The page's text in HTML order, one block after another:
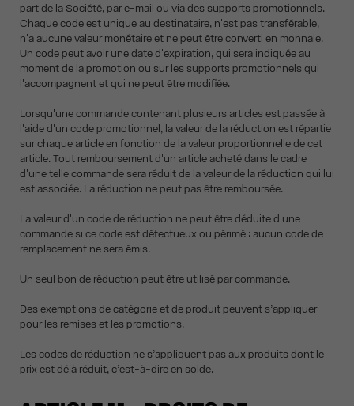
part de la Société, par e-mail ou via des supports promotionnels.
Chaque code est unique au destinataire, n'est pas transférable,
n'a aucune valeur monétaire et ne peut être converti en monnaie.
Un code peut avoir une date d'expiration, qui sera indiquée au
moment de la promotion ou sur les supports promotionnels qui
l'accompagnent et qui ne peut être modifiée.
Lorsqu'une commande contenant plusieurs articles est passée à
l'aide d'un code promotionnel, la valeur de la réduction est répartie
sur chaque article en fonction de la valeur proportionnelle de cet
article. Tout remboursement d'un article acheté dans le cadre
d'une telle commande sera réduit de la valeur de la réduction qui lui
est associée. La réduction ne peut pas être remboursée.
La valeur d'un code de réduction ne peut être déduite d'une
commande si ce code est défectueux ou périmé : aucun code de
remplacement ne sera émis.
Un seul bon de réduction peut être utilisé par commande.
Des exemptions de catégorie et de produit peuvent s’appliquer
pour les remises et les promotions.
Les codes de réduction ne s’appliquent pas aux produits dont le
prix est déjà réduit, c’est-à-dire en solde.